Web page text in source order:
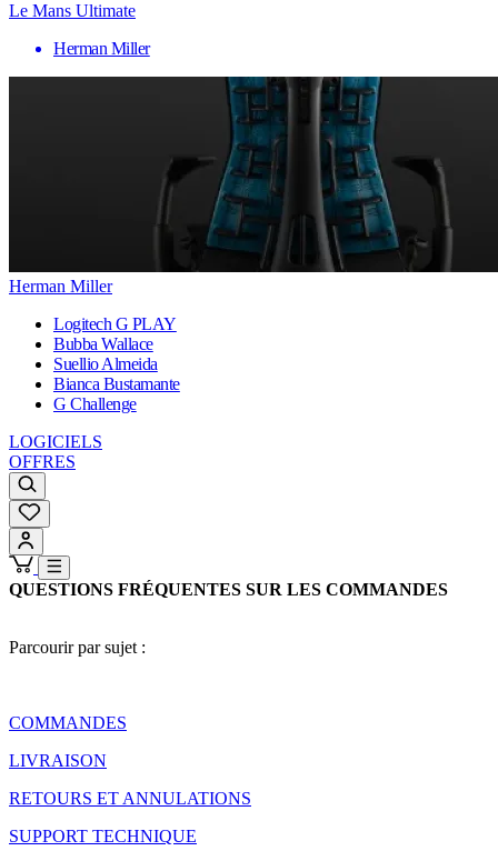
Le Mans Ultimate
Herman Miller
Herman Miller
Logitech G PLAY
Bubba Wallace
Suellio Almeida
Bianca Bustamante
G Challenge
LOGICIELS
OFFRES
QUESTIONS FRÉQUENTES SUR LES COMMANDES
Parcourir par sujet :
COMMANDES
LIVRAISON
RETOURS ET ANNULATIONS
SUPPORT TECHNIQUE